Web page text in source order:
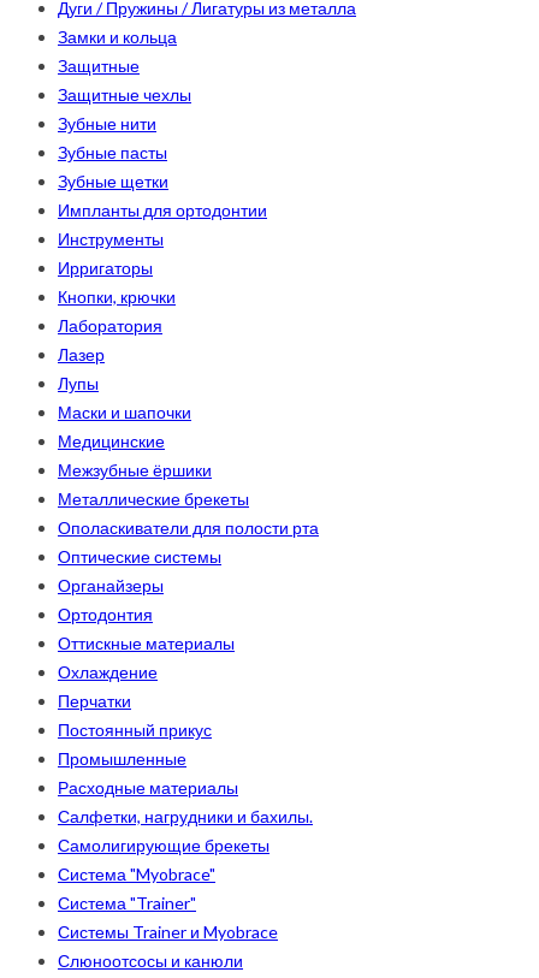
Дуги / Пружины / Лигатуры из металла
Замки и кольца
Защитные
Защитные чехлы
Зубные нити
Зубные пасты
Зубные щетки
Импланты для ортодонтии
Инструменты
Ирригаторы
Кнопки, крючки
Лаборатория
Лазер
Лупы
Маски и шапочки
Медицинские
Межзубные ёршики
Металлические брекеты
Ополаскиватели для полости рта
Оптические системы
Органайзеры
Ортодонтия
Оттискные материалы
Охлаждение
Перчатки
Постоянный прикус
Промышленные
Расходные материалы
Салфетки, нагрудники и бахилы.
Самолигирующие брекеты
Система "Myobrace"
Система "Trainer"
Системы Trainer и Myobrace
Слюноотсосы и канюли